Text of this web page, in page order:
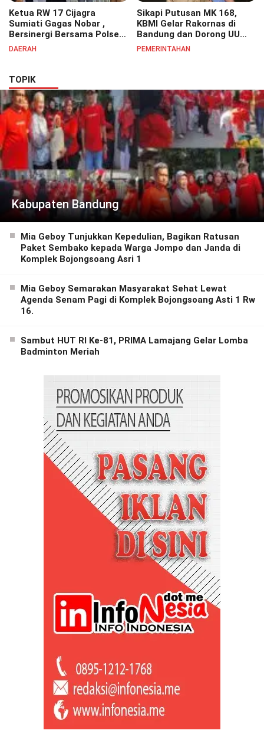
Ketua RW 17 Cijagra
Sumiati Gagas Nobar ,
Bersinergi Bersama Polsek
Bojongsoang Semarakkan
DAERAH
Sikapi Putusan MK 168,
KBMI Gelar Rakornas di
Bandung dan Dorong UU
Perlindungan Pekerja
PEMERINTAHAN
TOPIK
Kabupaten Bandung
Mia Geboy Tunjukkan Kepedulian, Bagikan Ratusan
Paket Sembako kepada Warga Jompo dan Janda di
Komplek Bojongsoang Asri 1
Mia Geboy Semarakan Masyarakat Sehat Lewat
Agenda Senam Pagi di Komplek Bojongsoang Asti 1 Rw
16.
Sambut HUT RI Ke-81, PRIMA Lamajang Gelar Lomba
Badminton Meriah